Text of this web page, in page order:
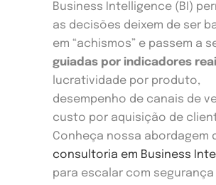
Business Intelligence (BI)
as decisões deixem de ser
em “achismos” e passem a
guiadas por indicadores
lucratividade por produto,
desempenho de canais de
custo por aquisição de
Conheça nossa abordagem
consultoria em Business
para escalar com segurança